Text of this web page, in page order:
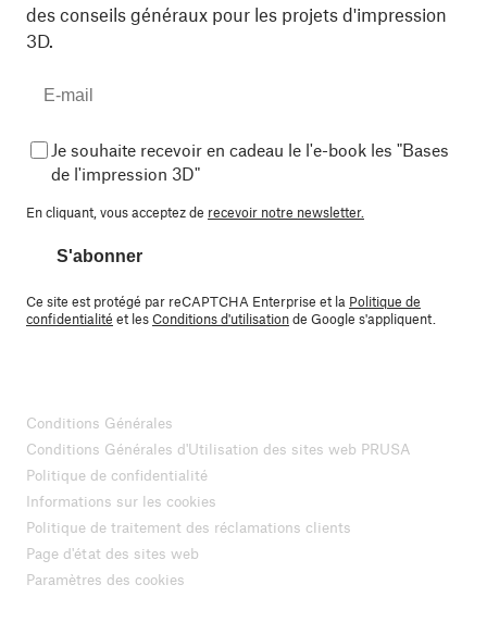
des conseils généraux pour les projets d'impression
3D.
Je souhaite recevoir en cadeau le l'e-book les "Bases
de l'impression 3D"
En cliquant, vous acceptez de recevoir notre newsletter.
S'abonner
Ce site est protégé par reCAPTCHA Enterprise et la Politique de
confidentialité et lesConditions d'utilisationde Google s'appliquent.
Conditions Générales
Conditions Générales d'Utilisation des sites web PRUSA
Politique de confidentialité
Informations sur les cookies
Politique de traitement des réclamations clients
Page d'état des sites web
Paramètres des cookies